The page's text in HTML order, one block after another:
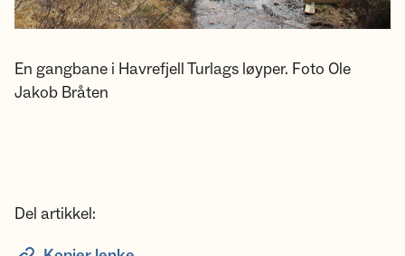
En gangbane i Havrefjell Turlags løyper. Foto Ole
Jakob Bråten
Del artikkel: